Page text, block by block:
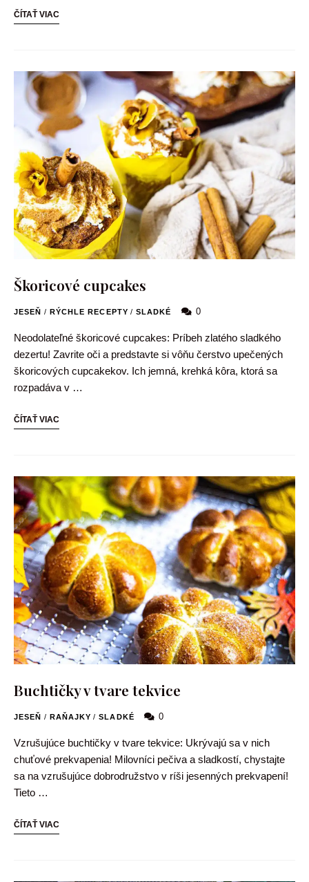
ČÍTAŤ VIAC
Škoricové cupcakes
JESEŇ / RÝCHLE RECEPTY / SLADKÉ 0
Neodolateľné škoricové cupcakes: Príbeh zlatého sladkého
dezertu! Zavrite oči a predstavte si vôňu čerstvo upečených
škoricových cupcakekov. Ich jemná, krehká kôra, ktorá sa
rozpadáva v …
ČÍTAŤ VIAC
Buchtičky v tvare tekvice
JESEŇ / RAŇAJKY / SLADKÉ 0
Vzrušujúce buchtičky v tvare tekvice: Ukrývajú sa v nich
chuťové prekvapenia! Milovníci pečiva a sladkostí, chystajte
sa na vzrušujúce dobrodružstvo v ríši jesenných prekvapení!
Tieto …
ČÍTAŤ VIAC